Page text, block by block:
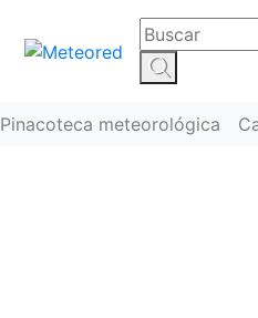
Pinacoteca meteorológica